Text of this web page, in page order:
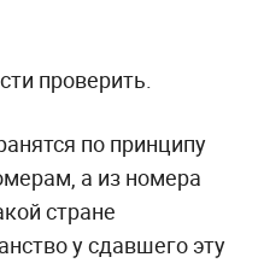
проверить.
по принципу
а из номера
стране
у сдавшего эту